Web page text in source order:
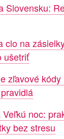
Slovensku:
clo na
ušetriť
zľavové
noc:
bez stresu